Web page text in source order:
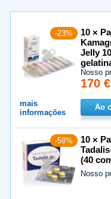
-23%
10 ×
Jelly
Nosso
170 €
mais
informações
Ao
-59%
10 ×
(40
Nosso